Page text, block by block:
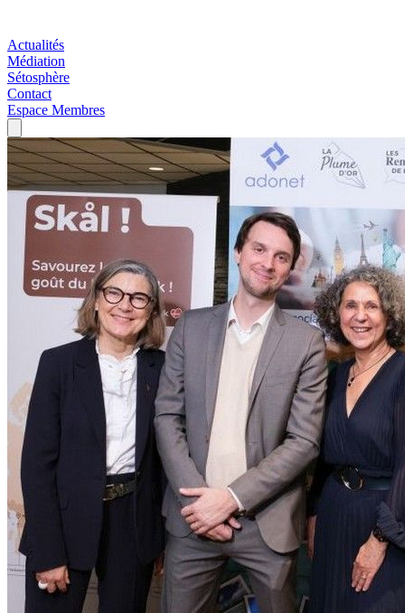
Actualités
Médiation
Sétosphère
Contact
Espace Membres